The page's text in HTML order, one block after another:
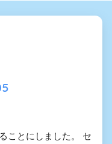
ことにしました。 セ